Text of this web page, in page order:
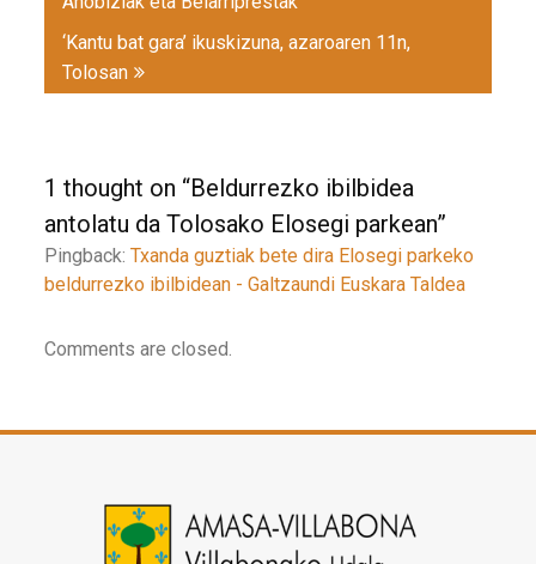
‘Kantu bat gara’ ikuskizuna, azaroaren 11n,
Tolosan
1 thought on “Beldurrezko ibilbidea
antolatu da Tolosako Elosegi parkean”
Pingback:Txanda guztiak bete dira Elosegi parkeko
beldurrezko ibilbidean - Galtzaundi Euskara Taldea
Comments are closed.